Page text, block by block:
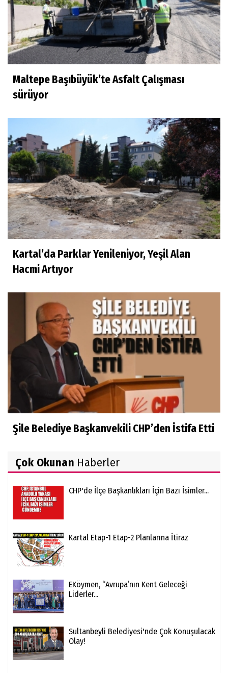
Maltepe Başıbüyük’te Asfalt Çalışması
sürüyor
Kartal’da Parklar Yenileniyor, Yeşil Alan
Hacmi Artıyor
Şile Belediye Başkanvekili CHP’den İstifa Etti
Çok Okunan Haberler
CHP'de İlçe Başkanlıkları İçin Bazı İsimler...
Kartal Etap-1 Etap-2 Planlarına İtiraz
EKöymen, “Avrupa’nın Kent Geleceği
Liderler...
Sultanbeyli Belediyesi'nde Çok Konuşulacak
Olay!